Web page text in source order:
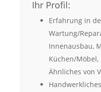
Ihr Profil:
Erfahrung in
Wartung/
Innenausbau,
Küchen/
Ähnliches von